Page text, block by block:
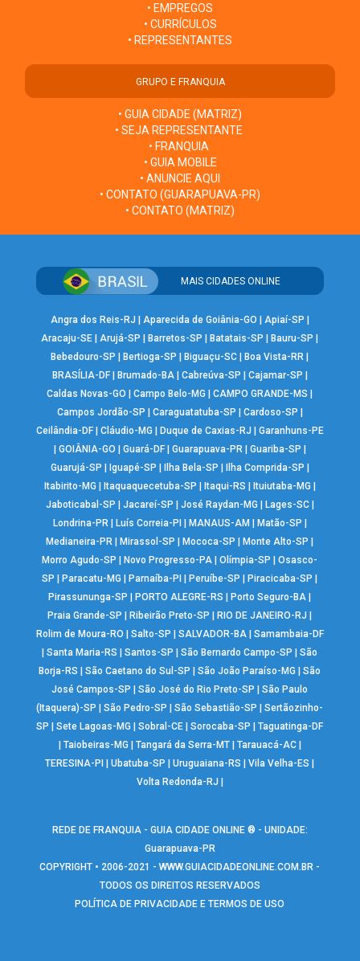
• EMPREGOS
• CURRÍCULOS
• REPRESENTANTES
GRUPO E FRANQUIA
• GUIA CIDADE (MATRIZ)
• SEJA REPRESENTANTE
• FRANQUIA
• GUIA MOBILE
• ANUNCIE AQUI
• CONTATO (GUARAPUAVA-PR)
• CONTATO (MATRIZ)
MAIS CIDADES ONLINE
Angra dos Reis-RJ Aparecida de Goiânia-GO Apiaí-SP
Aracaju-SE |Arujá-SP Barretos-SP Batatais-SP Bauru-SP
Bebedouro-SP
Bertioga-SP Biguaçu-SC Boa Vista-RR
BRASÍLIA-DF| Brumado-BA| Cabreúva-SP Cajamar-SP
Caldas Novas-GO
|Campo Belo-MG |CAMPO GRANDE-MS
Campos Jordão-SP
Caraguatatuba-SP Cardoso-SP
Ceilândia-DF| Cláudio-MG Duque de Caxias-RJ
Garanhuns-PE
GOIÂNIA-GO Guará-DF| Guarapuava-PR| Guariba-SP
Guarujá-SP
Iguapé-SP Ilha Bela-SP Ilha Comprida-SP
Itabirito-MG
Itaquaquecetuba-SP Itaqui-RS Ituiutaba-MG
Jaboticabal-SP
Jacareí-SP José Raydan-MG Lages-SC|
Londrina-PR| Luís Correia-PI MANAUS-AM Matão-SP
Medianeira-PR
Mirassol-SP Mococa-SP Monte Alto-SP
Morro Agudo-SP
Novo Progresso-PA |Olímpia-SP |Osasco-
SP
Paracatu-MG Parnaíba-PI Peruíbe-SP Piracicaba-SP
Pirassununga-SP
PORTO ALEGRE-RS Porto Seguro-BA
Praia Grande-SP
Ribeirão Preto-SP RIO DE JANEIRO-RJ
Rolim de Moura-RO
Salto-SP SALVADOR-BA| Samambaia-DF
|Santa Maria-RS |Santos-SP |São Bernardo Campo-SP |São
Borja-RS
|São Caetano do Sul-SP |São João Paraíso-MG |São
José Campos-SP
|São José do Rio Preto-SP |São Paulo
(Itaquera)-SP
|São Pedro-SP |São Sebastião-SP |Sertãozinho-
SP
|Sete Lagoas-MG |Sobral-CE |Sorocaba-SP |Taguatinga-DF
Taiobeiras-MG Tangará da Serra-MT| Tarauacá-AC|
TERESINA-PI
|Ubatuba-SP |Uruguaiana-RS |Vila Velha-ES
Volta Redonda-RJ
REDE DE FRANQUIA - GUIA CIDADE ONLINE ® - UNIDADE:
Guarapuava-PR
COPYRIGHT • 2006-2021 -WWW.GUIACIDADEONLINE.COM.BR -
TODOS OS DIREITOS RESERVADOS
POLÍTICA DE PRIVACIDADE E TERMOS DE USO